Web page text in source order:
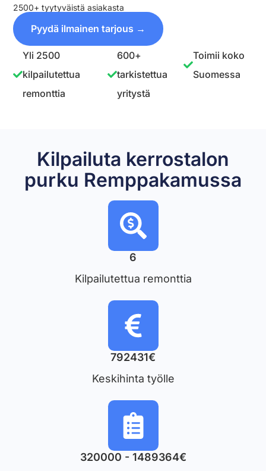
2500+ tyytyväistä asiakasta
Pyydä ilmainen tarjous →
Yli 2500
kilpailutettua
remonttia
600+
tarkistettua
yritystä
Toimii koko
Suomessa
Kilpailuta kerrostalon
purku Remppakamussa
6
Kilpailutettua remonttia
792431€
Keskihinta työlle
320000 - 1489364€